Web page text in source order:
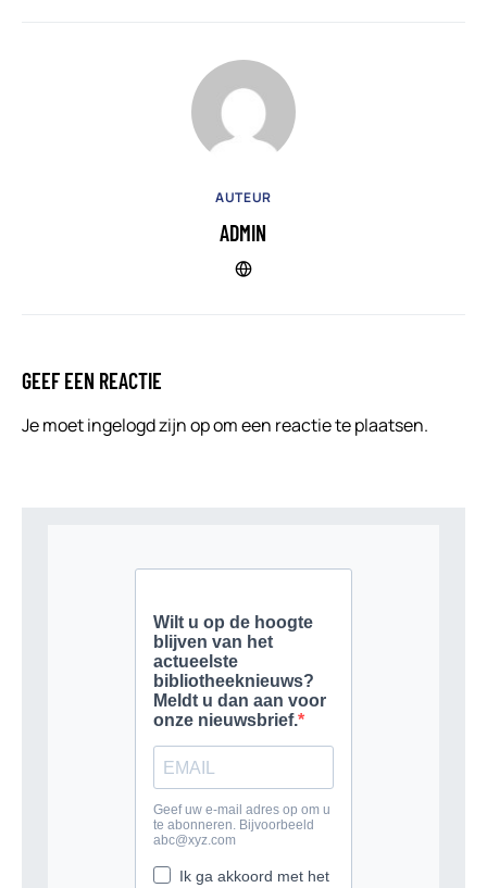
AUTEUR
ADMIN
GEEF EEN REACTIE
Je moetingelogd zijn opom een reactie te plaatsen.